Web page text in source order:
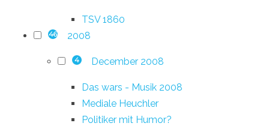
TSV 1860
46 2008
4 December 2008
Das wars - Musik 2008
Mediale Heuchler
Politiker mit Humor?